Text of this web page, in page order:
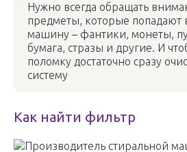
Нужно всегда обращать
предметы, которые попадают
машину – фантики, монеты,
бумага, стразы и другие. И
поломку достаточно сразу
систему
Как найти фильтр
Производитель стиральной